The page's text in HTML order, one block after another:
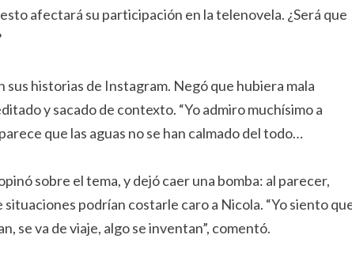
afectará su participación en la telenovela. ¿Será que
historias de Instagram. Negó que hubiera mala
y sacado de contexto. “Yo admiro muchísimo a
que las aguas no se han calmado del todo…
sobre el tema, y dejó caer una bomba: al parecer,
podrían costarle caro a Nicola. “Yo siento
se va de viaje, algo se inventan”, comentó.